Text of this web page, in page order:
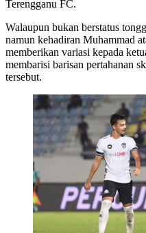
Terengganu FC.
Walaupun bukan berstatus
namun kehadiran Muhammad
memberikan variasi kepada
membarisi barisan pertahanan
tersebut.